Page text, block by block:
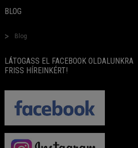
BLOG
Blog
LÁTOGASS EL FACEBOOK OLDALUNKRA
FRISS HÍREINKÉRT!